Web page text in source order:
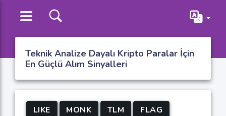
Teknik Analize Dayalı Kripto Paralar İçin
En Güçlü Alım Sinyalleri
LIKE MONK TLM
FLAG